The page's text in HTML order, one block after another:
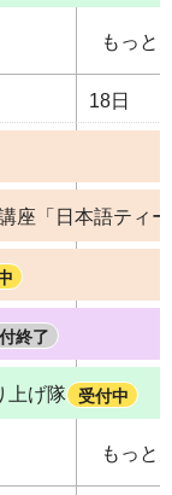
もっと
18日
座「日本語ティ
終了
上げ隊 受付中
もっと